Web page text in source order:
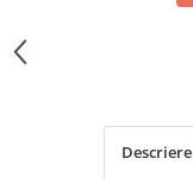
Descriere